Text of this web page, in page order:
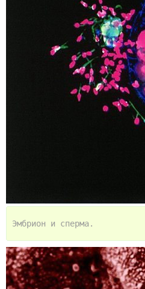
Эмбрион и сперма.